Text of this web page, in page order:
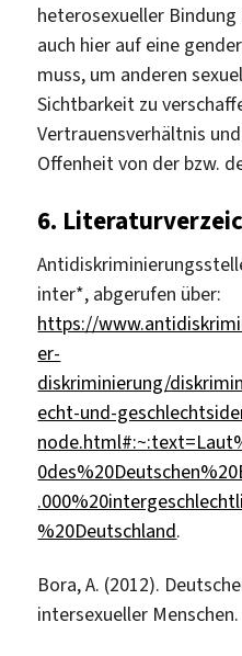
heterosexueller
auch hier auf eine
muss, um anderen
Sichtbarkeit zu
Vertrauensverhältnis
Offenheit von der bzw.
6.
inter*, abgerufen über:
https://
er-
diskriminierung/
echt-und-
%20Deutschland.
Bora, A. (2012).
intersexueller